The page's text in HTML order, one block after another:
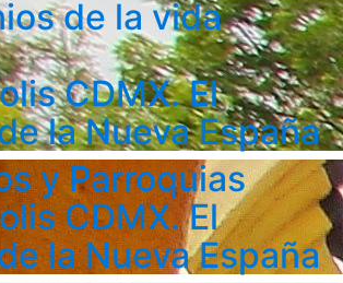
de la vida
CDMX. El
la Nueva España
y Parroquias
CDMX. El
la Nueva España